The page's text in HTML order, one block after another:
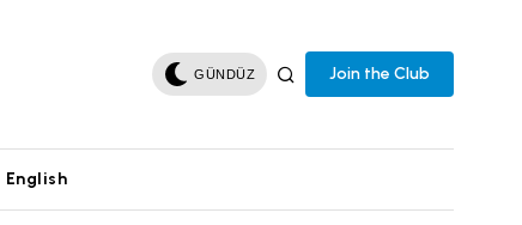
GÜNDÜZ Join the Club
English